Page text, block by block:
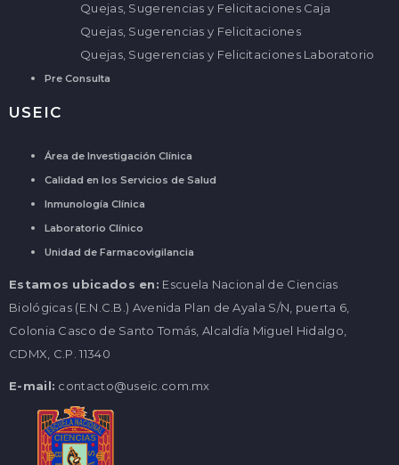
Quejas, Sugerencias y Felicitaciones Caja
Quejas, Sugerencias y Felicitaciones
Quejas, Sugerencias y Felicitaciones Laboratorio
Pre Consulta
USEIC
Área de Investigación Clínica
Calidad en los Servicios de Salud
Inmunología Clínica
Laboratorio Clínico
Unidad de Farmacovigilancia
Estamos ubicados en: Escuela Nacional de Ciencias
Biológicas (E.N.C.B.) Avenida Plan de Ayala S/N, puerta 6,
Colonia Casco de Santo Tomás, Alcaldía Miguel Hidalgo,
CDMX, C.P. 11340
E-mail: contacto@useic.com.mx